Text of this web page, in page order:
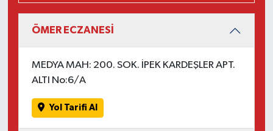
ÖMER ECZANESİ
MEDYA MAH: 200. SOK. İPEK KARDEŞLER APT.
ALTI No:6/A
Yol Tarifi Al